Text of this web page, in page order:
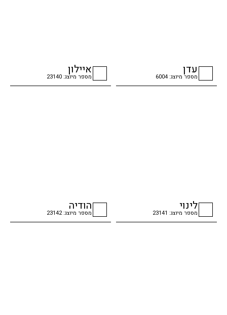
עדן
מספר מיוצג: 6004
איילון
מספר מיוצג: 23140
לינוי
מספר מיוצג: 23141
הודיה
מספר מיוצג: 23142